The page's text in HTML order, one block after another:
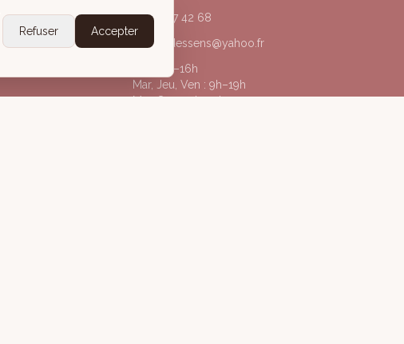
06 20 77 42 68
acorpsdessens@yahoo.fr
Lun : 9h–16h
Mar, Jeu, Ven : 9h–19h
Mer, Sam : 9h–13h
Refuser Accepter